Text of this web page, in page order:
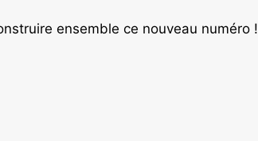
ensemble ce nouveau numéro !